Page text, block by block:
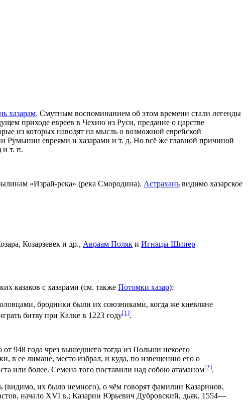
хазарам. Смутным воспоминанием об этом времени стали легенды
приходе евреев в Чехию из Руси, предание о царстве
из которых наводят на мысль о возможной еврейской
Румынии евреями и хазарами и т. д. Но всё же главной причиной
и т. п.
«Израй-река» (река Смородина). Астрахань видимо хазарское
Козарзевек и др., Авраам Поляк и Игнацы Шипер
казаков с хазарами (см. также Потомки хазар):
бродники были их союзниками, когда же киевляне
битву при Калке в 1223 году[1].
948 года чрез вышедшего тогда из Польши некоего
в ее лимане, место избрал, и ку­да, по извещению его о
или более. Семена того поставили над собою атаманом[2].
(видимо, их было немного), о чём говорят фамилии Казаринов,
начало XVI в.; Казарин Юрьевич Дубровский, дьяк, 1554—